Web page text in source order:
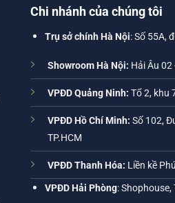
Chi nhánh của chúng tôi
Trụ sở chính Hà Nội: Số 55A,
Showroom Hà Nội: Hải Âu 02
VPĐD Quảng Ninh: Tổ 2, khu
VPĐD Hồ Chí Minh: Số 102,
TP.HCM
VPĐD Thanh Hóa: Liền kề
VPĐD Hải Phòng: Shophouse,